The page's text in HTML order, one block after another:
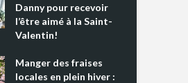
Danny pour recevoir
l’être aimé à la Saint-
Valentin!
Manger des fraises
locales en plein hiver :